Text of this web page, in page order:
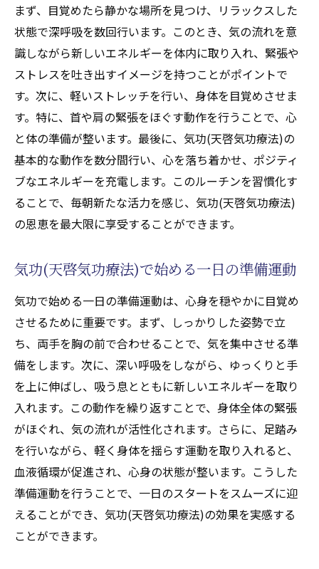
まず、目覚めたら静かな場所を見つけ、リラックスした
状態で深呼吸を数回行います。このとき、気の流れを意
識しながら新しいエネルギーを体内に取り入れ、緊張や
ストレスを吐き出すイメージを持つことがポイントで
す。次に、軽いストレッチを行い、身体を目覚めさせま
す。特に、首や肩の緊張をほぐす動作を行うことで、心
と体の準備が整います。最後に、気功(天啓気功療法)の
基本的な動作を数分間行い、心を落ち着かせ、ポジティ
ブなエネルギーを充電します。このルーチンを習慣化す
ることで、毎朝新たな活力を感じ、気功(天啓気功療法)
の恩恵を最大限に享受することができます。
気功(天啓気功療法)で始める一日の準備運動
気功で始める一日の準備運動は、心身を穏やかに目覚め
させるために重要です。まず、しっかりした姿勢で立
ち、両手を胸の前で合わせることで、気を集中させる準
備をします。次に、深い呼吸をしながら、ゆっくりと手
を上に伸ばし、吸う息とともに新しいエネルギーを取り
入れます。この動作を繰り返すことで、身体全体の緊張
がほぐれ、気の流れが活性化されます。さらに、足踏み
を行いながら、軽く身体を揺らす運動を取り入れると、
血液循環が促進され、心身の状態が整います。こうした
準備運動を行うことで、一日のスタートをスムーズに迎
えることができ、気功(天啓気功療法)の効果を実感する
ことができます。